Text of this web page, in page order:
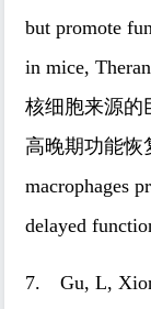
but promote
in mice,
核细胞来源的
高晚期功能恢
macrophages
delayed
7. Gu, L,